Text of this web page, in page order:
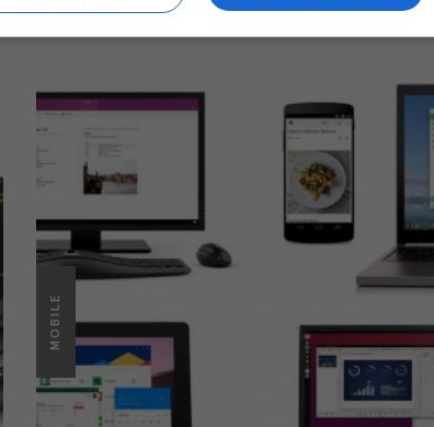
Leesmeer
MOBILE